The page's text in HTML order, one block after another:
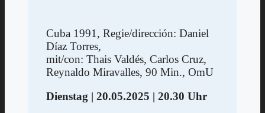
Cuba 1991, Regie/dirección: Daniel
Díaz Torres,
mit/con: Thais Valdés, Carlos Cruz,
Reynaldo Miravalles, 90 Min., OmU
Dienstag | 20.05.2025 | 20.30 Uhr